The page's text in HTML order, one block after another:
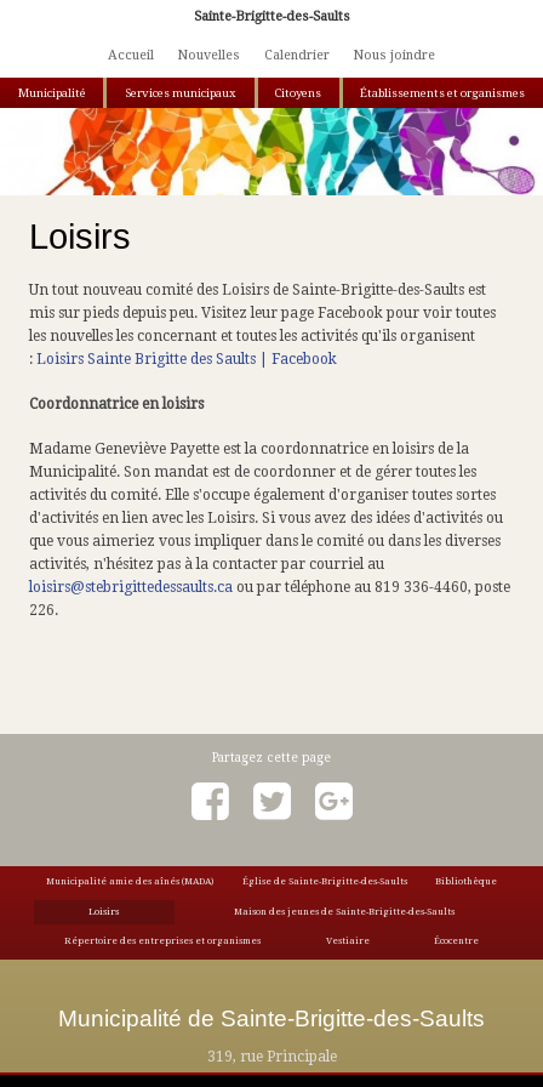
Aller au contenu principalSainte-Brigitte-des-Saults
Accueil Nouvelles Calendrier Nous joindre
Municipalité Services municipaux Citoyens Établissements et organismes
Vous êtes ici
Loisirs
Un tout nouveau comité des Loisirs de Sainte-Brigitte-des-Saults est
mis sur pieds depuis peu. Visitez leur page Facebook pour voir toutes
les nouvelles les concernant et toutes les activités qu'ils organisent
: Loisirs Sainte Brigitte des Saults | Facebook
Coordonnatrice en loisirs
Madame Geneviève Payette est la coordonnatrice en loisirs de la
Municipalité. Son mandat est de coordonner et de gérer toutes les
activités du comité. Elle s'occupe également d'organiser toutes sortes
d'activités en lien avec les Loisirs. Si vous avez des idées d'activités ou
que vous aimeriez vous impliquer dans le comité ou dans les diverses
activités, n'hésitez pas à la contacter par courriel au
loisirs@stebrigittedessaults.ca ou par téléphone au 819 336-4460, poste
226.
Municipalité amie des aînés (MADA) Église de Sainte-Brigitte-des-Saults Bibliothèque
Loisirs Maison des jeunes de Sainte-Brigitte-des-Saults
Répertoire des entreprises et organismes Vestiaire Écocentre
Municipalité de Sainte-Brigitte-des-Saults
319, rue Principale
Sainte-Brigitte-des-Saults (Qc) J0C 1E0